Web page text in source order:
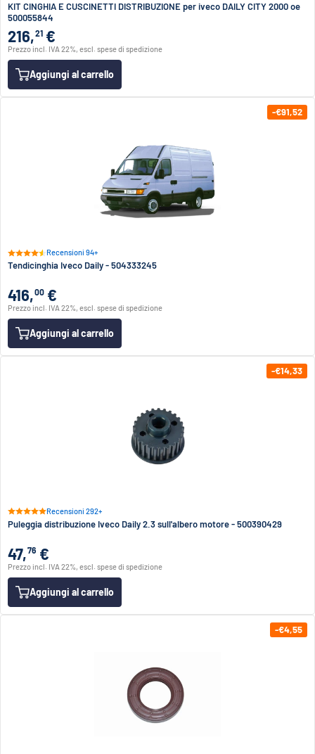
KIT CINGHIA E CUSCINETTI DISTRIBUZIONE per iveco DAILY CITY 2000 oe
500055844
216,21 €
Prezzo incl. IVA 22%, escl. spese di spedizione
Aggiungi al carrello
-€91,52
Recensioni 94+
Tendicinghia Iveco Daily - 504333245
416,00 €
Prezzo incl. IVA 22%, escl. spese di spedizione
Aggiungi al carrello
-€14,33
Recensioni 292+
Puleggia distribuzione Iveco Daily 2.3 sull'albero motore - 500390429
47,76 €
Prezzo incl. IVA 22%, escl. spese di spedizione
Aggiungi al carrello
-€4,55